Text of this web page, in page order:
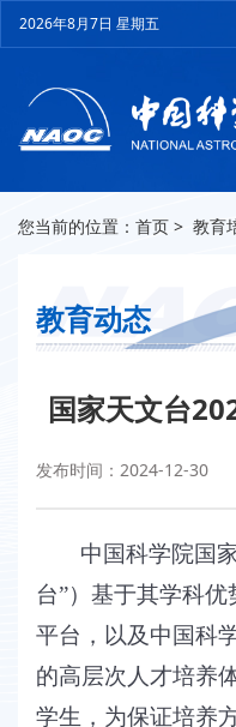
2026年8月7日 星期五
您当前的位置： 首页 > 教育
教育动态
国家天文台
发布时间：2024-12-30
中国科学院国
台”）基于其学科
平台，以及中国科
的高层次人才培养
学生，为保证培养